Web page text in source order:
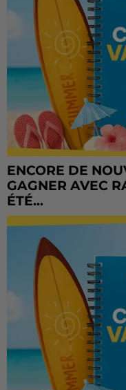
ENCORE DE
GAGNER AVEC
ÉTÉ...